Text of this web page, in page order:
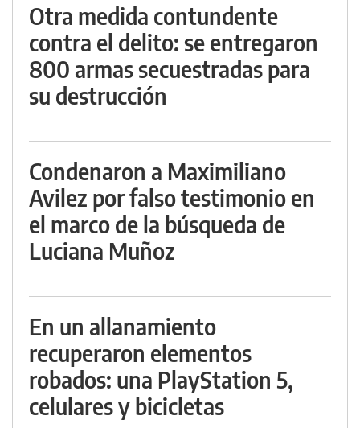
Otra medida contundente
contra el delito: se entregaron
800 armas secuestradas para
su destrucción
Condenaron a Maximiliano
Avilez por falso testimonio en
el marco de la búsqueda de
Luciana Muñoz
En un allanamiento
recuperaron elementos
robados: una PlayStation 5,
celulares y bicicletas